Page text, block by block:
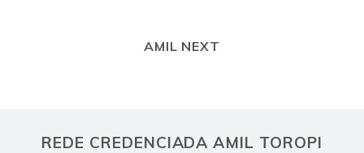
AMIL NEXT
REDE CREDENCIADA AMIL TOROPI